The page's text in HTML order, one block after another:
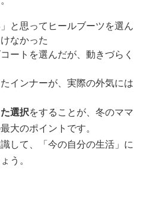
と思ってヒールブーツを選ん
なかった
ートを選んだが、動きづらく
インナーが、実際の外気には
選択をすることが、冬のママ
大のポイントです。
して、「今の自分の生活」に
う。